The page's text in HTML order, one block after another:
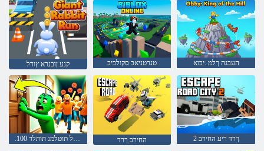
קנע ןובנרא ץורל טנרטניאב סקולביב העבגה ךלמ :יבוא
.ץורלו קופדל תוטלמנ תותלד 100 החירב ךרד 2 ךרד ריע החירב